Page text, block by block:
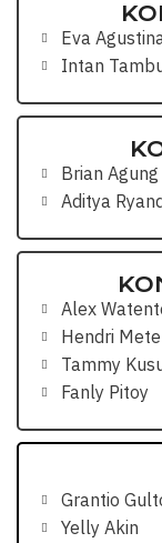
Eva
Intan
Brian
Aditya
Alex
Hendri
Tammy
Fanly Pitoy
Grantio
Yelly Akin